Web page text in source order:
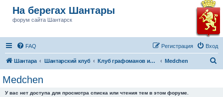
На берегах Шантары
форум сайта Шантарск
FAQ Вход
Регистрация
Шантара Шантарский клуб Клуб графоманов им Бушкова Medchen
Medchen
У вас нет доступа для просмотра списка или чтения тем в этом форуме.